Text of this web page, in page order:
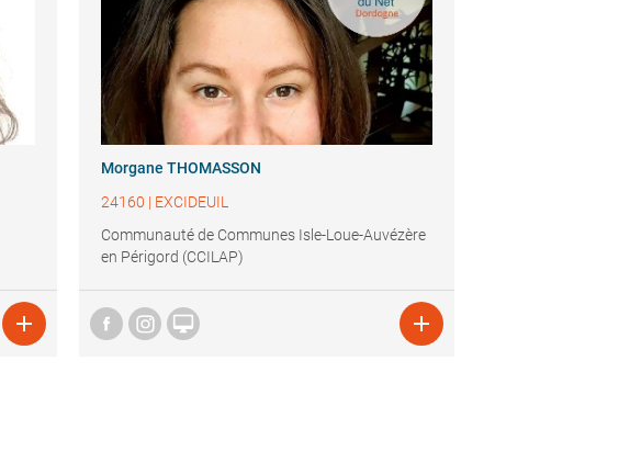

Morgane THOMASSON
24160 | EXCIDEUIL
Communauté de Communes Isle-Loue-Auvézère
en Périgord (CCILAP)
 